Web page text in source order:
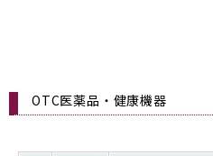
OTC医薬品・健康機器